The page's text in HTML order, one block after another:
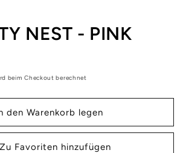
NEST - PINK
beim Checkout berechnet
den Warenkorb legen
Zu Favoriten hinzufügen